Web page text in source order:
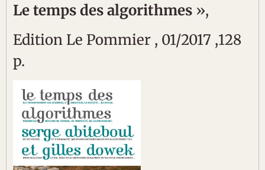
Le temps des algorithmes »,
Edition Le Pommier , 01/2017 ,128
p.